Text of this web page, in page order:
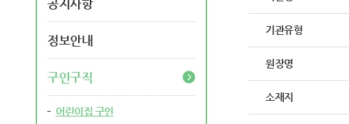
공지사항
정보안내
구인구직
어린이집 구인
기관유형
원장명
소재지